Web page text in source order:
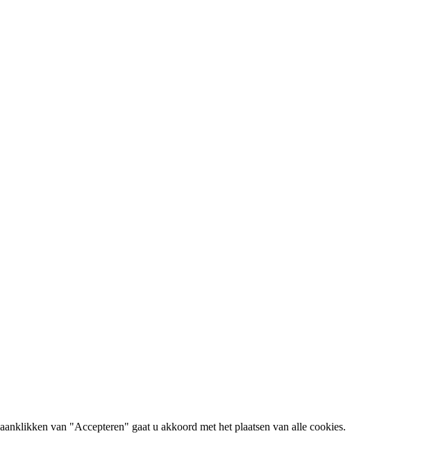
van "Accepteren" gaat u akkoord met het plaatsen van alle cookies.